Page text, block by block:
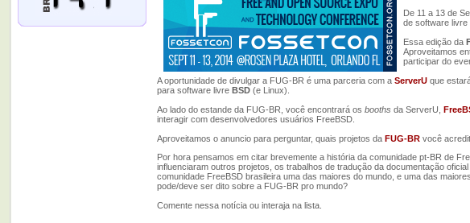
De 11 a 13 de
de software livre
Essa edição da
Aproveitamos
participar do
A oportunidade de divulgar a FUG-BR é uma parceria com a ServerU que
para software livre BSD (e Linux).
Ao lado do estande da FUG-BR, você encontrará os booths da ServerU,
interagir com desenvolvedores usuários FreeBSD.
Aproveitamos o anuncio para perguntar, quais projetos da FUG-BR você
Por hora pensamos em citar brevemente a história da comunidade pt-BR de
influenciaram outros projetos, os trabalhos de tradução da documentação
comunidade FreeBSD brasileira uma das maiores do mundo, e uma das
pode/deve ser dito sobre a FUG-BR pro mundo?
Comente nessa notícia ou interaja na lista.